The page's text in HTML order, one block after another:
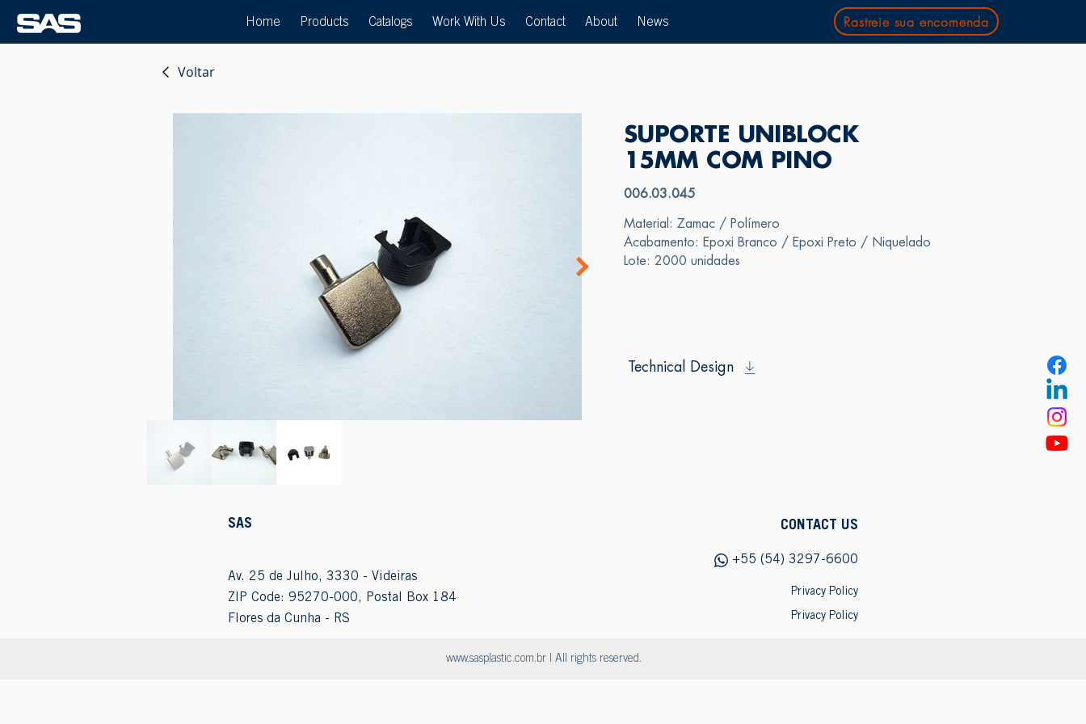
Home Products Catalogs Work With Us Contact About News Rastreie sua encomenda
Voltar
SUPORTE UNIBLOCK
15MM COM PINO
006.03.045
Material: Zamac / Polímero
Acabamento: Epoxi Branco / Epoxi Preto / Niquelado
Lote: 2000 unidades
Technical Design
SAS
Av. 25 de Julho, 3330 - Videiras
ZIP Code: 95270-000, Postal Box 184
Flores da Cunha - RS
CONTACT US
+55 (54) 3297-6600
Privacy Policy
Privacy Policy
www.sasplastic.com.br | All rights reserved.